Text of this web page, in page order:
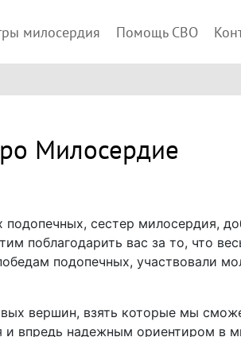
милосердия Помощь СВО
Милосердие
сестер милосердия,
поблагодарить вас за то, что
подопечных, участвовали
вершин, взять которые мы
впредь надежным ориентиром в